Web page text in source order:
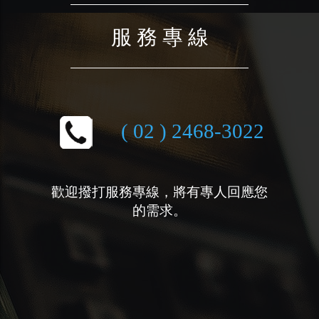
服 務 專 線
( 02 ) 2468-3022
歡迎撥打服務專線，將有專人回應您
的需求。